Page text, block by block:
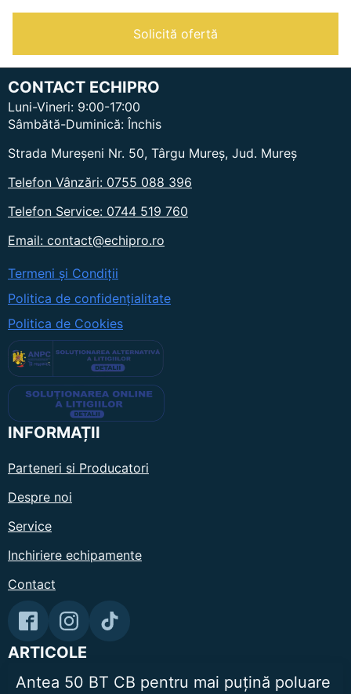
profesional
Solicită ofertă
CONTACT ECHIPRO
Luni-Vineri: 9:00-17:00
Sâmbătă-Duminică: Închis
Strada Mureșeni Nr. 50, Târgu Mureș, Jud. Mureș
Telefon Vânzări: 0755 088 396
Telefon Service: 0744 519 760
Email: contact@echipro.ro
Termeni și Condiții
Politica de confidențialitate
Politica de Cookies
INFORMAȚII
Parteneri si Producatori
Despre noi
Service
Inchiriere echipamente
Contact
ARTICOLE
Antea 50 BT CB pentru mai puțină poluare